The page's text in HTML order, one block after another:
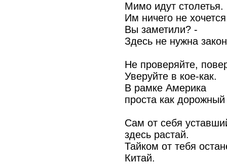
Мимо идут столетья.
Им ничего не
Вы заметили? -
Здесь не нужна
Не проверяйте,
Уверуйте в кое-как.
В рамке Америка
проста как дорожный
Сам от себя
здесь растай.
Тайком от тебя
Китай.